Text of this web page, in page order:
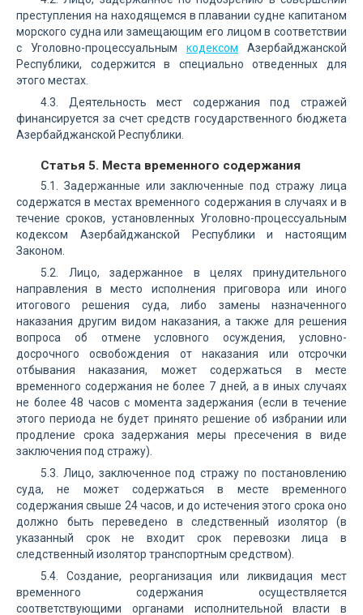
преступления на находящемся в плавании судне капитаном
морского судна или замещающим его лицом в соответствии
с Уголовно-процессуальным кодексом Азербайджанской
Республики, содержится в специально отведенных для
этого местах.
4.3. Деятельность мест содержания под стражей
финансируется за счет средств государственного бюджета
Азербайджанской Республики.
Статья 5. Места временного содержания
5.1. Задержанные или заключенные под стражу лица
содержатся в местах временного содержания в случаях и в
течение сроков, установленных Уголовно-процессуальным
кодексом Азербайджанской Республики и настоящим
Законом.
5.2. Лицо, задержанное в целях принудительного
направления в место исполнения приговора или иного
итогового решения суда, либо замены назначенного
наказания другим видом наказания, а также для решения
вопроса об отмене условного осуждения, условно-
досрочного освобождения от наказания или отсрочки
отбывания наказания, может содержаться в месте
временного содержания не более 7 дней, а в иных случаях
не более 48 часов с момента задержания (если в течение
этого периода не будет принято решение об избрании или
продление срока задержания меры пресечения в виде
заключения под стражу).
5.3. Лицо, заключенное под стражу по постановлению
суда, не может содержаться в месте временного
содержания свыше 24 часов, и до истечения этого срока оно
должно быть переведено в следственный изолятор (в
указанный срок не входит срок перевозки лица в
следственный изолятор транспортным средством).
5.4. Создание, реорганизация или ликвидация мест
временного содержания осуществляется
соответствующими органами исполнительной власти в